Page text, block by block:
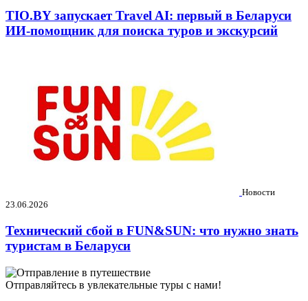
TIO.BY запускает Travel AI: первый в Беларуси
ИИ-помощник для поиска туров и экскурсий
Новости
23.06.2026
Технический сбой в FUN&SUN: что нужно знать
туристам в Беларуси
Отправляйтесь в увлекательные туры с нами!